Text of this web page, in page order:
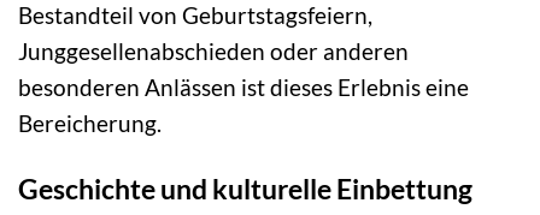
Bestandteil von Geburtstagsfeiern,
Junggesellenabschieden oder anderen
besonderen Anlässen ist dieses Erlebnis eine
Bereicherung.
Geschichte und kulturelle Einbettung